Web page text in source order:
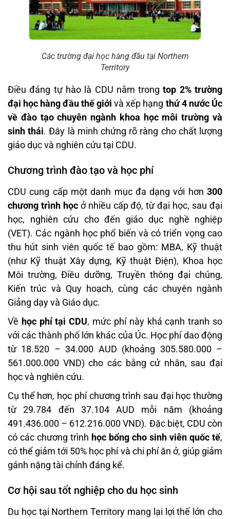
Các trường đại học hàng đầu tại Northern
Territory
Điều đáng tự hào là CDU nằm trongtop 2% trường
đại học hàng đầu thế giới và xếp hạng thứ 4 nước Úc
về đào tạo chuyên ngành khoa học môi trường và
sinh thái. Đây là minh chứng rõ ràng cho chất lượng
giáo dục và nghiên cứu tại CDU.
Chương trình đào tạo và học phí
CDU cung cấp một danh mục đa dạng với hơn 300
chương trình họcở nhiều cấp độ, từ đại học, sau đại
học, nghiên cứu cho đến giáo dục nghề nghiệp
(VET). Các ngành học phổ biến và có triển vọng cao
thu hút sinh viên quốc tế bao gồm: MBA, Kỹ thuật
(như Kỹ thuật Xây dựng, Kỹ thuật Điện), Khoa học
Môi trường, Điều dưỡng, Truyền thông đại chúng,
Kiến trúc và Quy hoạch, cùng các chuyên ngành
Giảng dạy và Giáo dục.
Về học phí tại CDU, mức phí này khá cạnh tranh so
với các thành phố lớn khác của Úc. Học phí dao động
từ 18.520 – 34.000 AUD (khoảng 305.580.000 –
561.000.000 VND) cho các bằng cử nhân, sau đại
học và nghiên cứu.
Cụ thể hơn, học phí chương trình sau đại học thường
từ 29.784 đến 37.104 AUD mỗi năm (khoảng
491.436.000 – 612.216.000 VND). Đặc biệt, CDU còn
có các chương trình học bổng cho sinh viên quốc tế,
có thể giảm tới 50% học phí và chi phí ăn ở, giúp giảm
gánh nặng tài chính đáng kể.
Cơ hội sau tốt nghiệp cho du học sinh
Du học tại Northern Territory mang lại lợi thế lớn cho